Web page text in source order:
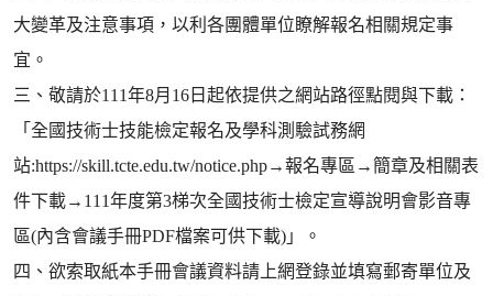
大變革及注意事項，以利各團體單位瞭解報名相關規定事
宜。
三、敬請於111年8月16日起依提供之網站路徑點閱與下載：
「全國技術士技能檢定報名及學科測驗試務網
站:https://skill.tcte.edu.tw/notice.php→報名專區→簡章及相關表
件下載→111年度第3梯次全國技術士檢定宣導說明會影音專
區(內含會議手冊PDF檔案可供下載)」。
四、欲索取紙本手冊會議資料請上網登錄並填寫郵寄單位及